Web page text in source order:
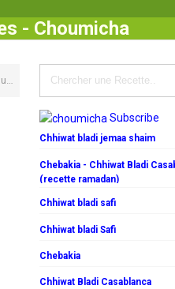
- Choumicha
/ Petits Fours/Recettes de petits
Subscribe
Chhiwat bladi jemaa shaim
Chebakia - Chhiwat Bladi
(recette ramadan)
Chhiwat bladi safi
Chhiwat bladi Safi
Chebakia
Chhiwat Bladi Casablanca